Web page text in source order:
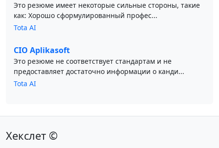
Это резюме имеет некоторые сильные стороны, такие
как: Хорошо сформулированный профес...
Tota AI
CIO Aplikasoft
Это резюме не соответствует стандартам и не
предоставляет достаточно информации о канди...
Tota AI
Хекслет ©